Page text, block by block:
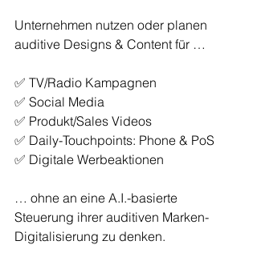
Unternehmen nutzen oder planen
auditive Designs & Content für …
✅ TV/Radio Kampagnen
✅ Social Media
✅ Produkt/Sales Videos
✅ Daily-Touchpoints: Phone & PoS
✅ Digitale Werbeaktionen
… ohne an eine A.I.-basierte
Steuerung ihrer auditiven Marken-
Digitalisierung zu denken.